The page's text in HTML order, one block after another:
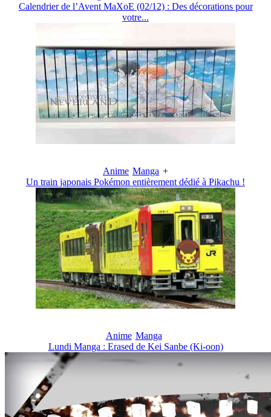
Calendrier de l’Avent MaXoE (02/12) : Des décorations pour
votre...
Anime Manga +
Un train japonais Pokémon entièrement dédié à Pikachu !
Anime Manga
Lundi Manga : Erased de Kei Sanbe (Ki-oon)